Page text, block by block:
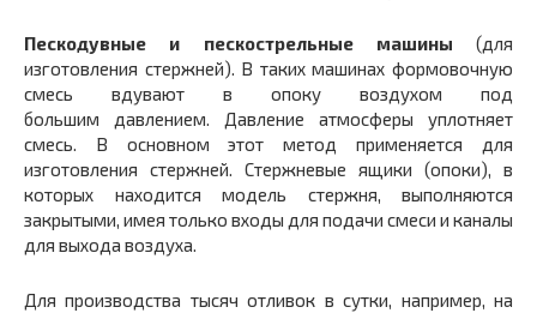
Пескодувные и пескострельные машины (для
изготовления стержней). В таких машинах формовочную
смесь вдувают в опоку воздухом под
большим давлением. Давление атмосферы уплотняет
смесь. В основном этот метод применяется для
изготовления стержней. Стержневые ящики (опоки), в
которых находится модель стержня, выполняются
закрытыми, имея только входы для подачи смеси и каналы
для выхода воздуха.
Для производства тысяч отливок в сутки, например, на